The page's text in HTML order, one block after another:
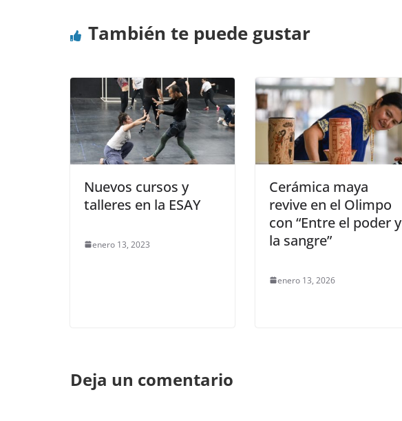
También te puede gustar
Nuevos cursos y
talleres en la ESAY
enero 13, 2023
Cerámica maya
revive en el Olimpo
con “Entre el poder y
la sangre”
enero 13, 2026
Deja un comentario